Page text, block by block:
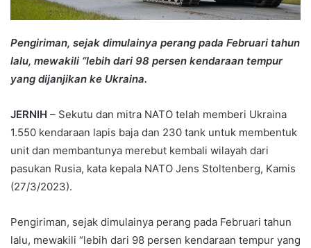
Pengiriman, sejak dimulainya perang pada Februari tahun
lalu, mewakili “lebih dari 98 persen kendaraan tempur
yang dijanjikan ke Ukraina.
JERNIH – Sekutu dan mitra NATO telah memberi Ukraina
1.550 kendaraan lapis baja dan 230 tank untuk membentuk
unit dan membantunya merebut kembali wilayah dari
pasukan Rusia, kata kepala NATO Jens Stoltenberg, Kamis
(27/3/2023).
Pengiriman, sejak dimulainya perang pada Februari tahun
lalu, mewakili “lebih dari 98 persen kendaraan tempur yang